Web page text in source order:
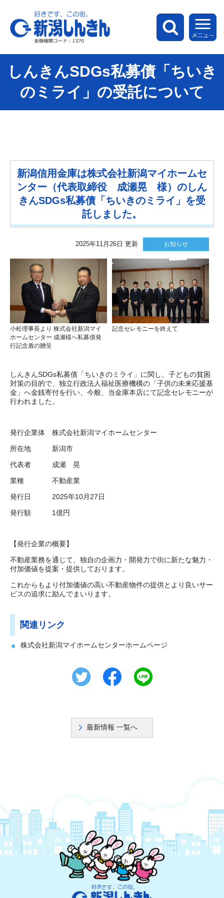
新潟しんきん
検索
しんきんSDGs私募債「ちいき
のミライ」の受託について
新潟信用金庫は株式会社新潟マイホームセ
ンター（代表取締役 成瀬晃 様）のしん
きんSDGs私募債「ちいきのミライ」を受
託しました。
2025年11月26日 更新 お知らせ
小松理事長より 株式会社新潟マイ
ホームセンター 成瀬様へ私募債発
行記念盾の贈呈
記念セレモニーを終えて
しんきんSDGs私募債「ちいきのミライ」に関し、子どもの貧困
対策の目的で、独立行政法人福祉医療機構の「子供の未来応援基
金」へ金銭寄付を行い、今般、当金庫本店にて記念セレモニーが
行われました。
発行企業体 株式会社新潟マイホームセンター
所在地 新潟市
代表者 成瀬 晃
業種 不動産業
発行日 2025年10月27日
発行額 1億円
【発行企業の概要】
不動産業務を通じて、独自の企画力・開発力で街に新たな魅力・
付加価値を提案・提供しております。
これからもより付加価値の高い不動産物件の提供とより良いサー
ビスの追求に励んでまいります。
関連リンク
株式会社新潟マイホームセンターホームページ
最新情報 一覧へ